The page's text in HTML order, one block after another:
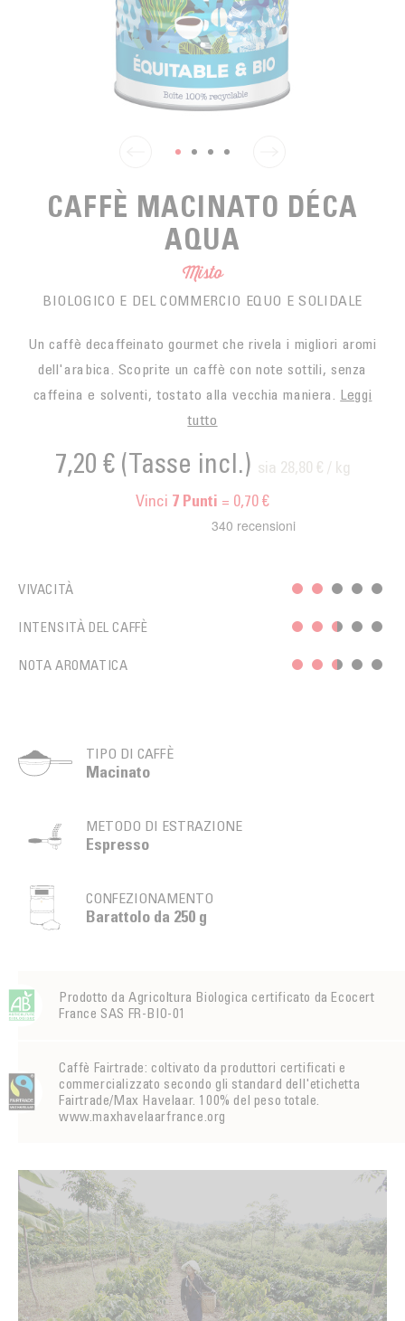
CAFFÈ DEL COMMERCIO EQUO
ACCESSOIRES POUR LE THÉ
ACCESSORI PER BARISTI
I PICCOLI PRODUTTORI
ATTIVITÀ
CAFFÈ MACINATO DÉCA
AQUA
Misto
BIOLOGICO E DEL COMMERCIO EQUO E SOLIDALE
Un caffè decaffeinato gourmet che rivela i migliori aromi
dell'arabica. Scoprite un caffè con note sottili, senza
caffeina e solventi, tostato alla vecchia maniera. Leggi
tutto
7,20 € (Tasse incl.) sia 28,80 € / kg
Vinci 7 Punti = 0,70 €
VIVACITÀ
INTENSITÀ DEL CAFFÈ
NOTA AROMATICA
TIPO DI CAFFÈ
Macinato
METODO DI ESTRAZIONE
Espresso
CONFEZIONAMENTO
Barattolo da 250 g
Prodotto da Agricoltura Biologica certificato da Ecocert
France SAS FR-BIO-01
Caffè Fairtrade: coltivato da produttori certificati e
commercializzato secondo gli standard dell'etichetta
Fairtrade/Max Havelaar. 100% del peso totale.
www.maxhavelaarfrance.org